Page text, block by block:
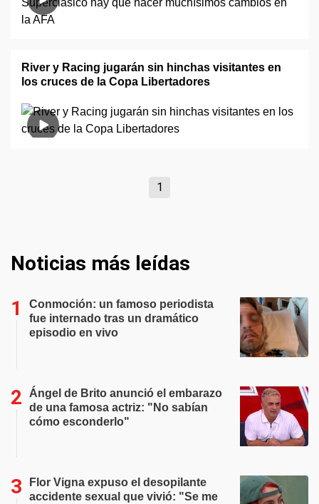
River y Racing jugarán sin hinchas visitantes en
los cruces de la Copa Libertadores
1
Noticias más leídas
Conmoción: un famoso periodista
fue internado tras un dramático
episodio en vivo
Ángel de Brito anunció el embarazo
de una famosa actriz: "No sabían
cómo esconderlo"
Flor Vigna expuso el desopilante
accidente sexual que vivió: "Se me